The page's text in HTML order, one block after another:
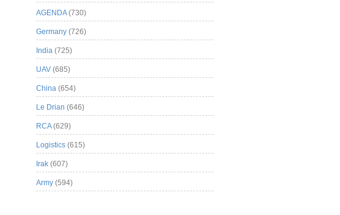
AGENDA(730)
Germany (726)
India (725)
UAV (685)
China (654)
Le Drian (646)
RCA(629)
Logistics (615)
Irak (607)
Army (594)